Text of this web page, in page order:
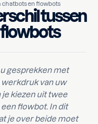
chatbots en flowbots
tussen
gesprekken met
van uw
je kiezen uit twee
flowbot. In dit
je over beide moet